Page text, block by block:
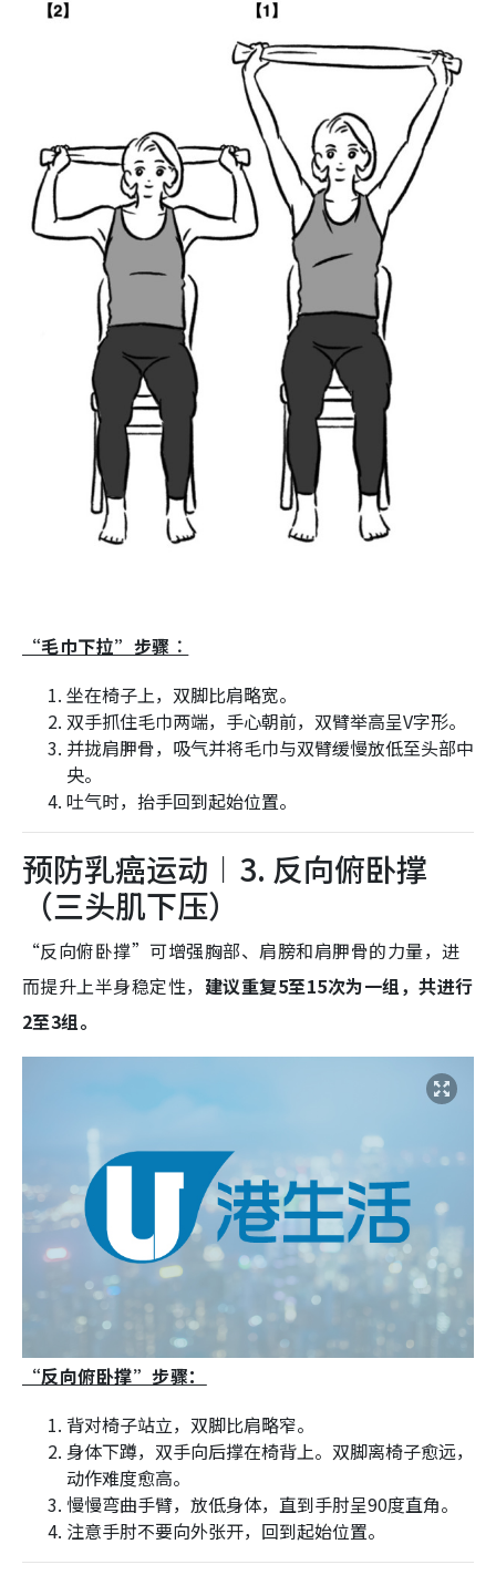
“毛巾下拉”步骤︰
坐在椅子上，双脚比肩略宽。
双手抓住毛巾两端，手心朝前，双臂举高呈V字形。
并拢肩胛骨，吸气并将毛巾与双臂缓慢放低至头部中
央。
吐气时，抬手回到起始位置。
预防乳癌运动︱3. 反向俯卧撑
（三头肌下压）
“反向俯卧撑”可增强胸部、肩膀和肩胛骨的力量，进
而提升上半身稳定性， 建议重复5至15次为一组，共进行
2至3组。
“反向俯卧撑”步骤：
背对椅子站立，双脚比肩略窄。
身体下蹲，双手向后撑在椅背上。双脚离椅子愈远，
动作难度愈高。
慢慢弯曲手臂，放低身体，直到手肘呈90度直角。
注意手肘不要向外张开，回到起始位置。